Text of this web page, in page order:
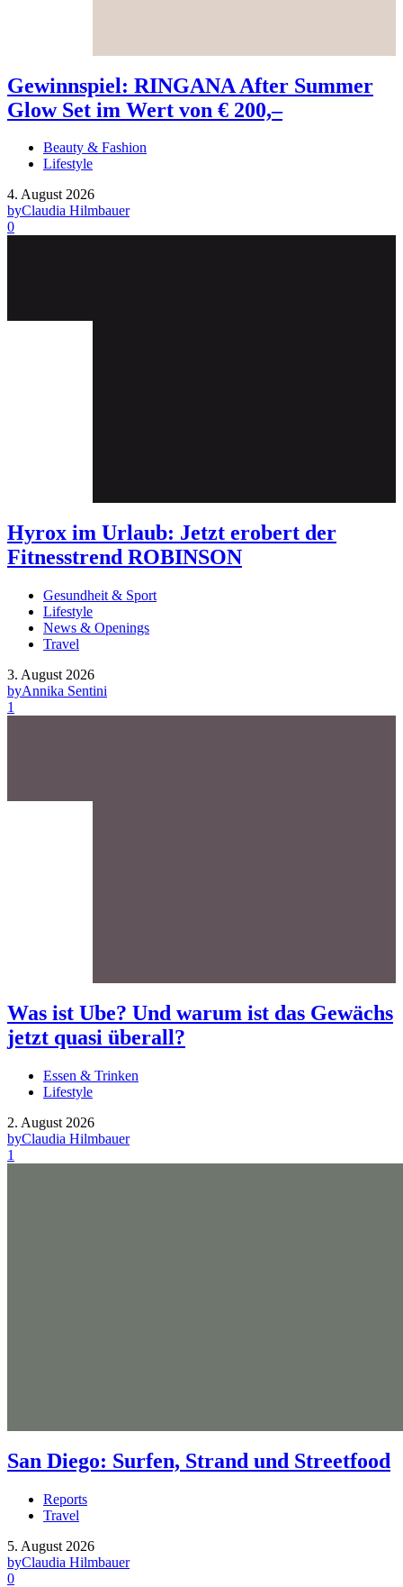
Gewinnspiel: RINGANA After Summer
Glow Set im Wert von € 200,–
Beauty & Fashion
Lifestyle
4. August 2026
byClaudia Hilmbauer
0
Hyrox im Urlaub: Jetzt erobert der
Fitnesstrend ROBINSON
Gesundheit & Sport
Lifestyle
News & Openings
Travel
3. August 2026
byAnnika Sentini
1
Was ist Ube? Und warum ist das Gewächs
jetzt quasi überall?
Essen & Trinken
Lifestyle
2. August 2026
byClaudia Hilmbauer
1
San Diego: Surfen, Strand und Streetfood
Reports
Travel
5. August 2026
byClaudia Hilmbauer
0